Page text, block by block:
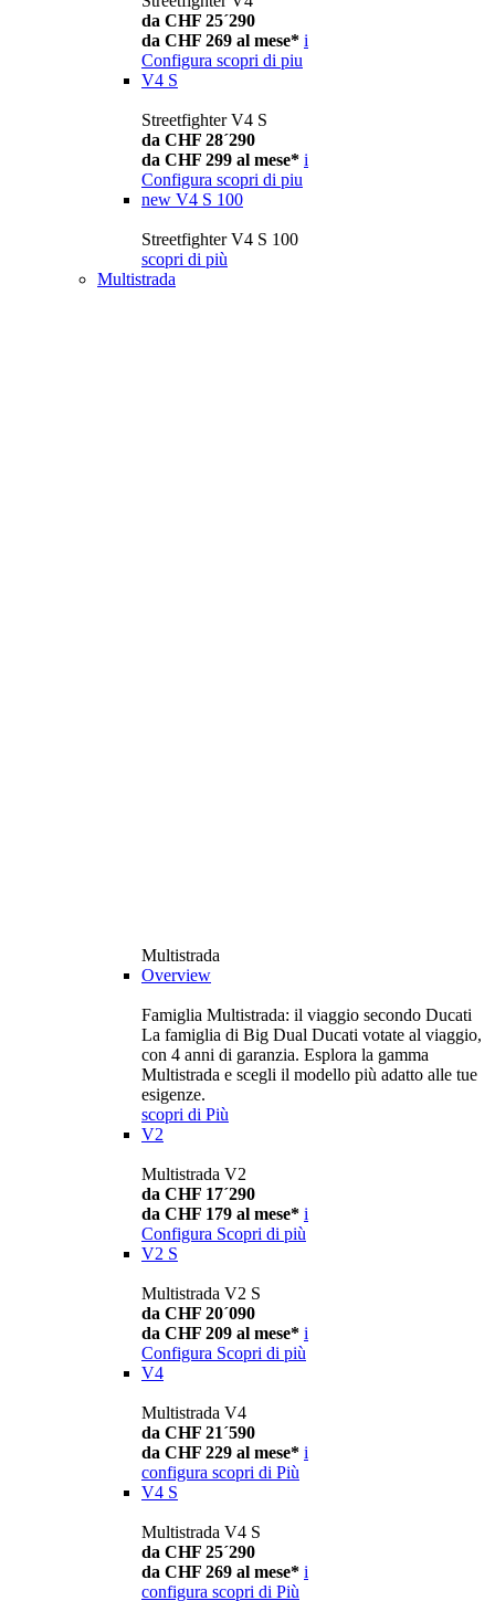
da CHF 25´290
da CHF 269 al mese* i
Configura scopri di piu
V4 S
Streetfighter V4 S
da CHF 28´290
da CHF 299 al mese* i
Configura scopri di piu
new V4 S 100
Streetfighter V4 S 100
scopri di più
Multistrada
Multistrada
Overview
Famiglia Multistrada: il viaggio secondo Ducati
La famiglia di Big Dual Ducati votate al viaggio,
con 4 anni di garanzia. Esplora la gamma
Multistrada e scegli il modello più adatto alle tue
esigenze.
scopri di Più
V2
Multistrada V2
da CHF 17´290
da CHF 179 al mese* i
Configura Scopri di più
V2 S
Multistrada V2 S
da CHF 20´090
da CHF 209 al mese* i
Configura Scopri di più
V4
Multistrada V4
da CHF 21´590
da CHF 229 al mese* i
configura scopri di Più
V4 S
Multistrada V4 S
da CHF 25´290
da CHF 269 al mese* i
configura scopri di Più